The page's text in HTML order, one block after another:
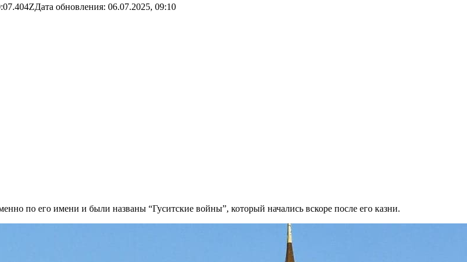
Дата обновления: 06.07.2025, 09:10
по его имени и были названы “Гуситские войны”, который начались вскоре после его казни.